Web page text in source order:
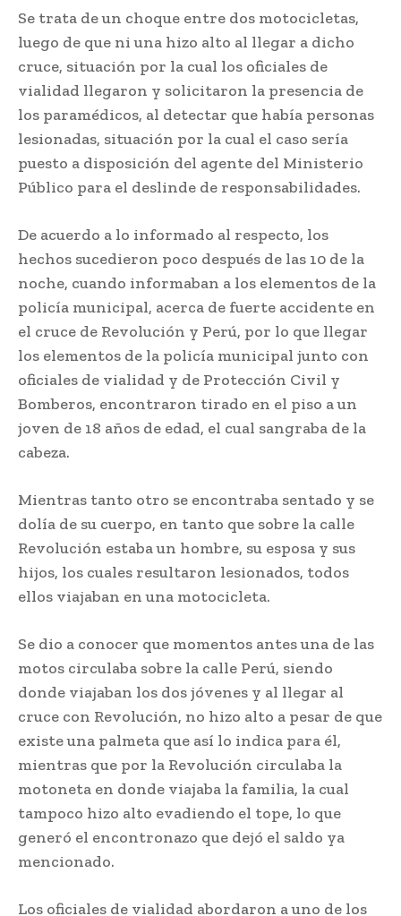
Se trata de un choque entre dos motocicletas,
luego de que ni una hizo alto al llegar a dicho
cruce, situación por la cual los oficiales de
vialidad llegaron y solicitaron la presencia de
los paramédicos, al detectar que había personas
lesionadas, situación por la cual el caso sería
puesto a disposición del agente del Ministerio
Público para el deslinde de responsabilidades.
De acuerdo a lo informado al respecto, los
hechos sucedieron poco después de las 10 de la
noche, cuando informaban a los elementos de la
policía municipal, acerca de fuerte accidente en
el cruce de Revolución y Perú, por lo que llegar
los elementos de la policía municipal junto con
oficiales de vialidad y de Protección Civil y
Bomberos, encontraron tirado en el piso a un
joven de 18 años de edad, el cual sangraba de la
cabeza.
Mientras tanto otro se encontraba sentado y se
dolía de su cuerpo, en tanto que sobre la calle
Revolución estaba un hombre, su esposa y sus
hijos, los cuales resultaron lesionados, todos
ellos viajaban en una motocicleta.
Se dio a conocer que momentos antes una de las
motos circulaba sobre la calle Perú, siendo
donde viajaban los dos jóvenes y al llegar al
cruce con Revolución, no hizo alto a pesar de que
existe una palmeta que así lo indica para él,
mientras que por la Revolución circulaba la
motoneta en donde viajaba la familia, la cual
tampoco hizo alto evadiendo el tope, lo que
generó el encontronazo que dejó el saldo ya
mencionado.
Los oficiales de vialidad abordaron a uno de los